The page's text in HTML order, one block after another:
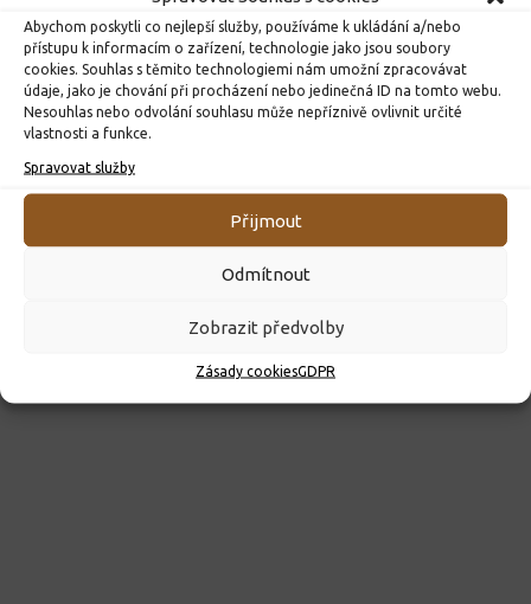
Abychom poskytli co nejlepší služby, používáme k ukládání a/nebo
přístupu k informacím o zařízení, technologie jako jsou soubory
cookies. Souhlas s těmito technologiemi nám umožní zpracovávat
údaje, jako je chování při procházení nebo jedinečná ID na tomto webu.
Nesouhlas nebo odvolání souhlasu může nepříznivě ovlivnit určité
vlastnosti a funkce.
Spravovat služby
Přijmout
Odmítnout
Zobrazit předvolby
Zásady cookiesGDPR
ROZHODNUTÍ O PŘIJETÍ K PŘEDŠKOLNÍMU VZDĚLÁVÁNÍ
PRO ROK 2026
10. 4. 2026